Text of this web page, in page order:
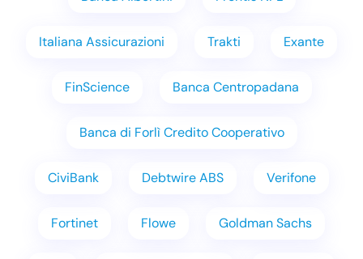
Italiana Assicurazioni Trakti Exante
FinScience Banca Centropadana
Banca di Forlì Credito Cooperativo
CiviBank Debtwire ABS Verifone
Fortinet Flowe Goldman Sachs